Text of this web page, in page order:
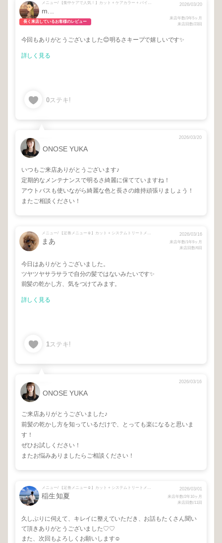
メニュー/ 【集中ケアで人気！】カット + ケアカラー + バイカルテ再生トリートメント + 【お悩み中の方☺︎】相談メニュー
m...
長く来店しているお客様のレビュー
2026/03/20
来店年数/3年5ヶ月
来店回数/23回
今回もありがとうございました😊明るさキープで嬉しいです✨
詳しく見る
0ステキ!
ONOSE YUKA
2026/03/20
いつもご来店ありがとうございます♪
定期的なメンテナンスで明るさ綺麗に保てていますね！
アウトバスも使いながら綺麗な色と長さの維持頑張りましょう！
またご相談ください！
メニュー/ 【定番メニュー☺︎】カット + システムトリートメント
まあ
2026/03/16
来店年数/1年9ヶ月
来店回数/6回
今日はありがとうございました。
ツヤツヤサラサラで自分の髪ではないみたいです✨
前髪の乾かし方、気をつけてみます。
詳しく見る
1ステキ!
ONOSE YUKA
2026/03/16
ご来店ありがとうございました♪
前髪の乾かし方を知っているだけで、とっても楽になると思いま
す！
ぜひお試しください！
またお悩みありましたらご相談ください！
メニュー/ 【定番メニュー☺︎】カット + システムトリートメント
稲生知夏
2026/03/01
来店年数/2年10ヶ月
来店回数/11回
久しぶりに伺えて、キレイに整えていただき、お話もたくさん聞い
て頂きありがとうございました♡♡
また、次回もよろしくお願いします☺️